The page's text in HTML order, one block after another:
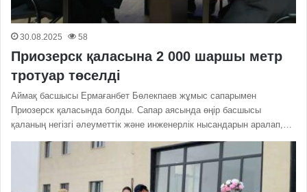
30.08.2025 58
Приозерск қаласына 2 000 шаршы метр
тротуар төселді
Аймақ басшысы Ермағанбет Бөлекпаев жұмыс сапарымен
Приозерск қаласында болды. Сапар аясында өңір басшысы
қаланың негізгі әлеуметтік және инженерлік нысандарын аралап,…